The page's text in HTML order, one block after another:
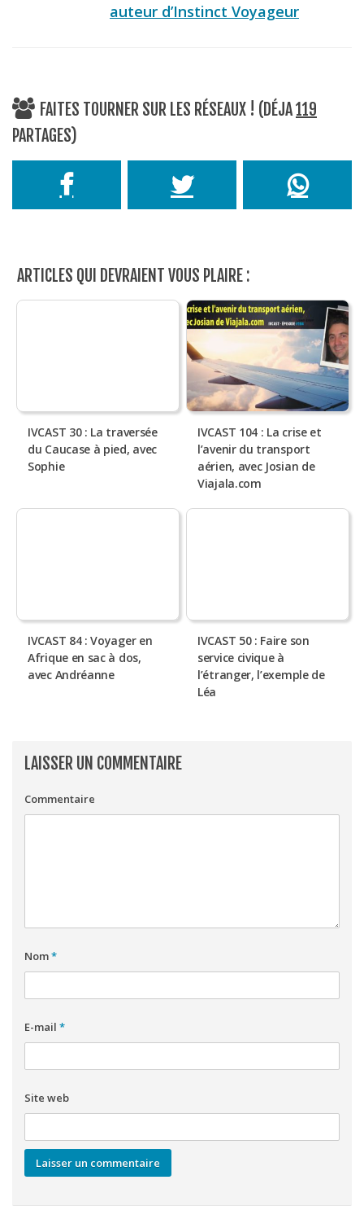
auteur d’Instinct Voyageur
FAITES TOURNER SUR LES RÉSEAUX ! (DÉJA119
PARTAGES)
ARTICLES QUI DEVRAIENT VOUS PLAIRE :
IVCAST 30 : La traversée
du Caucase à pied, avec
Sophie
IVCAST 104 : La crise et
l’avenir du transport
aérien, avec Josian de
Viajala.com
IVCAST 84 : Voyager en
Afrique en sac à dos,
avec Andréanne
IVCAST 50 : Faire son
service civique à
l’étranger, l’exemple de
Léa
LAISSER UN COMMENTAIRE
Commentaire
Nom*
E-mail *
Site web